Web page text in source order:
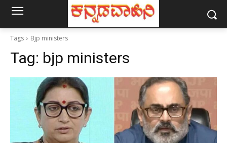
Tags Bjp ministers
Tag: bjp ministers